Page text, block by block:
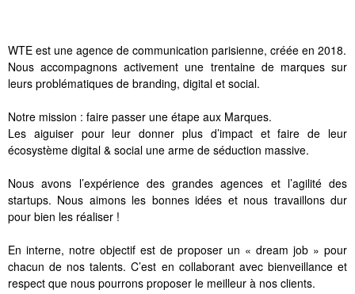
WTE est une agence de communication parisienne, créée en 2018.
Nous accompagnons activement une trentaine de marques sur
leurs problématiques de branding, digital et social.
Notre mission : faire passer une étape aux Marques.
Les aiguiser pour leur donner plus d’impact et faire de leur
écosystème digital & social une arme de séduction massive.
Nous avons l’expérience des grandes agences et l’agilité des
startups. Nous aimons les bonnes idées et nous travaillons dur
pour bien les réaliser !
En interne, notre objectif est de proposer un « dream job » pour
chacun de nos talents. C’est en collaborant avec bienveillance et
respect que nous pourrons proposer le meilleur à nos clients.